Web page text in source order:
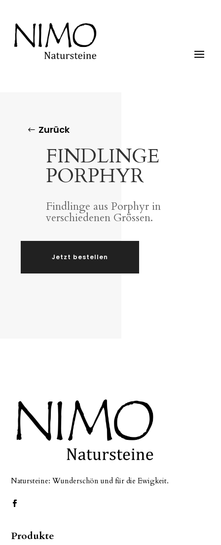
Zurück
FINDLINGE
PORPHYR
Findlinge aus Porphyr in
verschiedenen Grössen.
Jetzt bestellen
Natursteine: Wunderschön und für die Ewigkeit.
Produkte